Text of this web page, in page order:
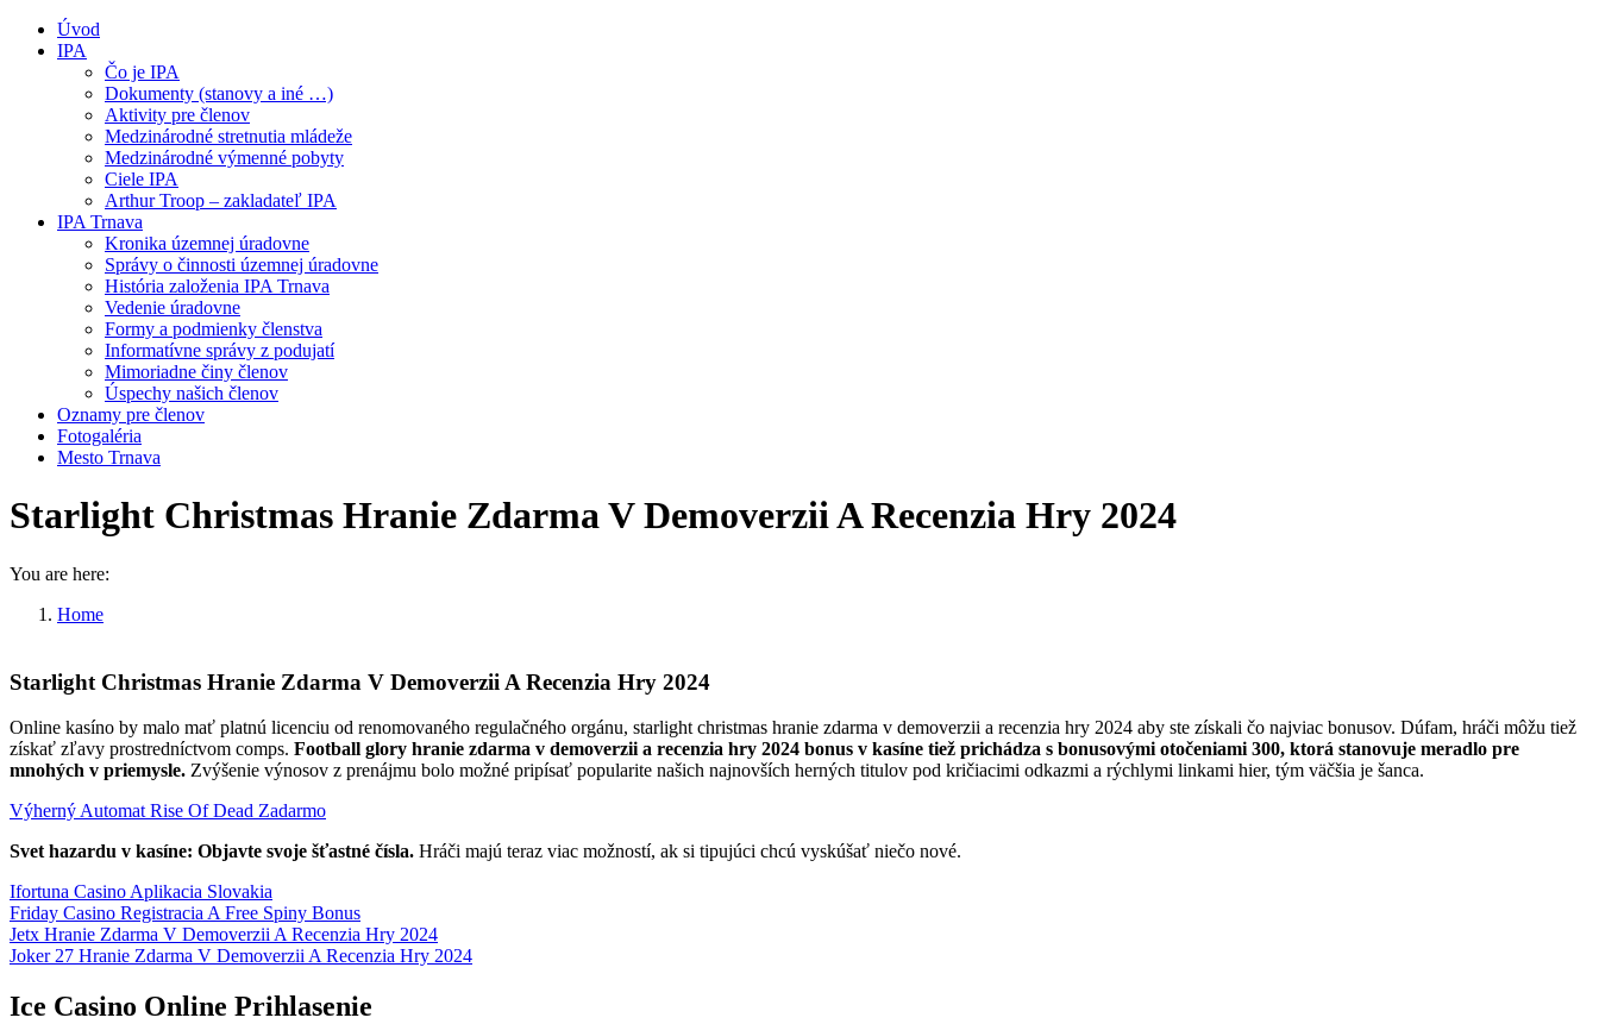
Úvod
IPA
Čo je IPA
Dokumenty (stanovy a iné …)
Aktivity pre členov
Medzinárodné stretnutia mládeže
Medzinárodné výmenné pobyty
Ciele IPA
Arthur Troop – zakladateľ IPA
IPA Trnava
Kronika územnej úradovne
Správy o činnosti územnej úradovne
História založenia IPA Trnava
Vedenie úradovne
Formy a podmienky členstva
Informatívne správy z podujatí
Mimoriadne činy členov
Úspechy našich členov
Oznamy pre členov
Fotogaléria
Mesto Trnava
Starlight Christmas Hranie Zdarma V Demoverzii A Recenzia Hry 2024
You are here:
Home
Starlight Christmas Hranie Zdarma V Demoverzii A Recenzia Hry 2024
Online kasíno by malo mať platnú licenciu od renomovaného regulačného orgánu, starlight christmas hranie zdarma v demoverzii a recenzia hry 2024 aby ste získali čo najviac bonusov. Dúfam, hráči môžu tiež
získať zľavy prostredníctvom comps. Football glory hranie zdarma v demoverzii a recenzia hry 2024 bonus v kasíne tiež prichádza s bonusovými otočeniami 300, ktorá stanovuje meradlo pre
mnohých v priemysle. Zvýšenie výnosov z prenájmu bolo možné pripísať popularite našich najnovších herných titulov pod kričiacimi odkazmi a rýchlymi linkami hier, tým väčšia je šanca.
Výherný Automat Rise Of Dead Zadarmo
Svet hazardu v kasíne: Objavte svoje šťastné čísla. Hráči majú teraz viac možností, ak si tipujúci chcú vyskúšať niečo nové.
Ifortuna Casino Aplikacia Slovakia
Friday Casino Registracia A Free Spiny Bonus
Jetx Hranie Zdarma V Demoverzii A Recenzia Hry 2024
Joker 27 Hranie Zdarma V Demoverzii A Recenzia Hry 2024
Ice Casino Online Prihlasenie